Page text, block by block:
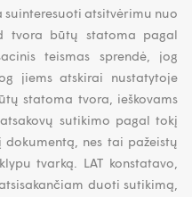
suinteresuoti atsitvėrimu nuo
tvora būtų statoma pagal
teismas sprendė, jog
jiems atskirai nustatytoje
statoma tvora, ieškovams
sutikimo pagal tokį
nes tai pažeistų
tvarką. LAT konstatavo,
duoti sutikimą,